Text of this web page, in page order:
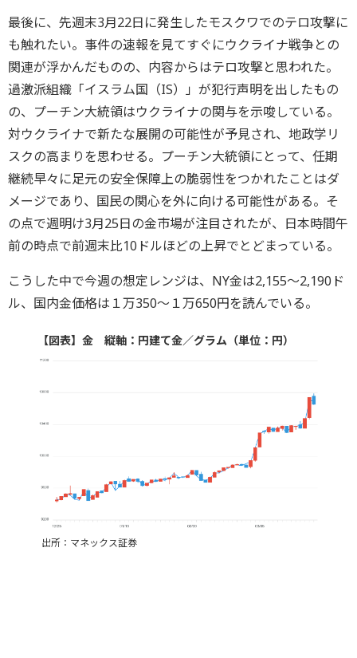
最後に、先週末3月22日に発生したモスクワでのテロ攻撃に
も触れたい。事件の速報を見てすぐにウクライナ戦争との
関連が浮かんだものの、内容からはテロ攻撃と思われた。
過激派組織「イスラム国（IS）」が犯行声明を出したもの
の、プーチン大統領はウクライナの関与を示唆している。
対ウクライナで新たな展開の可能性が予見され、地政学リ
スクの高まりを思わせる。プーチン大統領にとって、任期
継続早々に足元の安全保障上の脆弱性をつかれたことはダ
メージであり、国民の関心を外に向ける可能性がある。そ
の点で週明け3月25日の金市場が注目されたが、日本時間午
前の時点で前週末比10ドルほどの上昇でとどまっている。
こうした中で今週の想定レンジは、NY金は2,155～2,190ド
ル、国内金価格は１万350～１万650円を読んでいる。
【図表】金 縦軸：円建て金／グラム（単位：円）
出所：マネックス証券